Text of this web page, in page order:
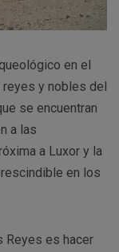
en el
reyes y nobles del
se encuentran
a las
a Luxor y la
en los
Reyes es hacer